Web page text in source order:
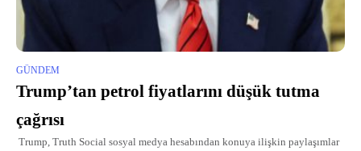
GÜNDEM
Trump’tan petrol fiyatlarını düşük tutma
çağrısı
Trump, Truth Social sosyal medya hesabından konuya ilişkin paylaşımlar